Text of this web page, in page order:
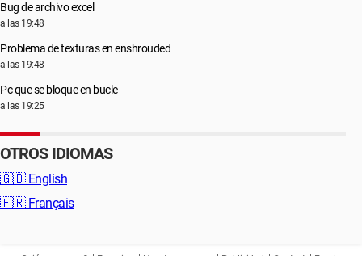
Bug de archivo excel
a las 19:48
Problema de texturas en enshrouded
a las 19:48
Pc que se bloque en bucle
a las 19:25
OTROS IDIOMAS
🇬🇧 English
🇫🇷 Français